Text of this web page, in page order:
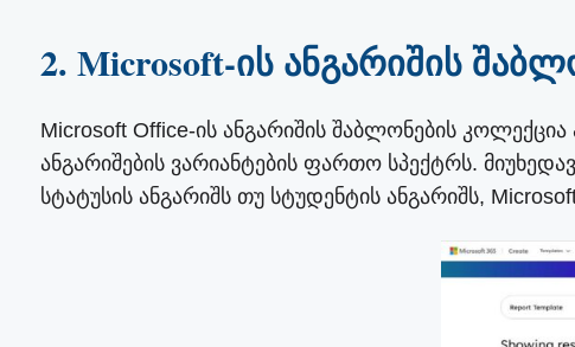
2. Microsoft-ის ანგარიშის
Microsoft Office-ის ანგარიშის შაბლონების
ანგარიშების ვარიანტების ფართო სპექტრს.
სტატუსის ანგარიშს თუ სტუდენტის ანგარიშს,